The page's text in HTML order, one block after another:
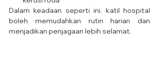
Dalam keadaan seperti ini, katil hospital
boleh memudahkan rutin harian dan
menjadikan penjagaan lebih selamat.